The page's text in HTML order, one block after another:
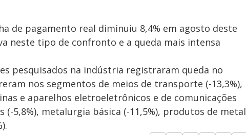
de pagamento real diminuiu 8,4% em agosto deste
neste tipo de confronto e a queda mais intensa
pesquisados na indústria registraram queda no
nos segmentos de meios de transporte (-13,3%),
e aparelhos eletroeletrônicos e de comunicações
(-5,8%), metalurgia básica (-11,5%), produtos de metal